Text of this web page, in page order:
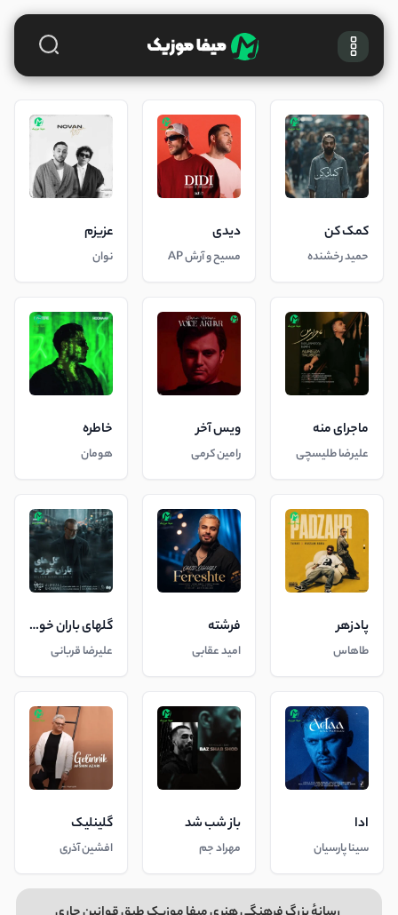
کمک کن
حمید رخشنده
دیدی
مسیح و آرش AP
عزیزم
نوان
ماجرای منه
علیرضا طلیسچی
ویس آخر
رامین کرمی
خاطره
هومان
پادزهر
طاهاس
فرشته
امید عقابی
گلهای باران خورده
علیرضا قربانی
ادا
سینا پارسیان
باز شب شد
مهراد جم
گلینلیک
افشین آذری